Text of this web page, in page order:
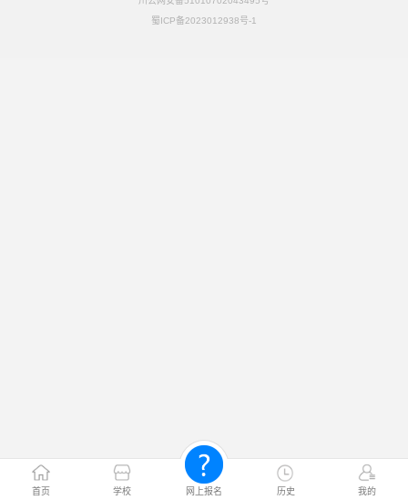
首页 学校 网上报名 历史 我的
蜀ICP备2023012938号-1